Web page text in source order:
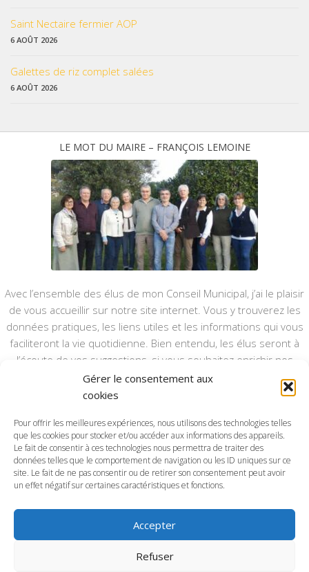
Gérer le consentement aux
cookies
Pour offrir les meilleures expériences, nous utilisons des technologies telles
que les cookies pour stocker et/ou accéder aux informations des appareils.
Le fait de consentir à ces technologies nous permettra de traiter des
données telles que le comportement de navigation ou les ID uniques sur ce
site. Le fait de ne pas consentir ou de retirer son consentement peut avoir
un effet négatif sur certaines caractéristiques et fonctions.
Accepter
Refuser
Saint Nectaire fermier AOP
6 AOÛT 2026
Galettes de riz complet salées
6 AOÛT 2026
LE MOT DU MAIRE – FRANÇOIS LEMOINE
Avec l’ensemble des élus de mon Conseil Municipal, j’ai le plaisir
de vous accueillir sur notre site internet. Vous y trouverez les
données pratiques, les liens utiles et les informations qui vous
faciliteront la vie quotidienne. Bien entendu, les élus seront à
l’écoute de vos suggestions, si vous souhaitez enrichir nos
rubriques ou nos informations.
Ce type de communication vient en complément du bulletin
annuel, nous le ferons vivre et il sera actualisé pour mieux vous
informer.
Bonne visite à toutes et à tous.
Commune d'Anctoville-sur-Boscq © 2026. Tous droits